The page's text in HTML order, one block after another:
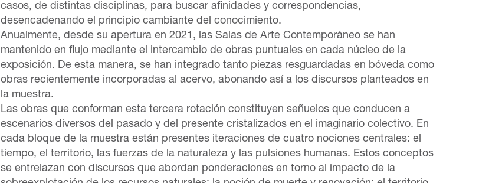
casos, de distintas disciplinas, para buscar afinidades y correspondencias,
desencadenando el principio cambiante del conocimiento.
Anualmente, desde su apertura en 2021, las Salas de Arte Contemporáneo se han
mantenido en flujo mediante el intercambio de obras puntuales en cada núcleo de la
exposición. De esta manera, se han integrado tanto piezas resguardadas en bóveda como
obras recientemente incorporadas al acervo, abonando así a los discursos planteados en
la muestra.
Las obras que conforman esta tercera rotación constituyen señuelos que conducen a
escenarios diversos del pasado y del presente cristalizados en el imaginario colectivo. En
cada bloque de la muestra están presentes iteraciones de cuatro nociones centrales: el
tiempo, el territorio, las fuerzas de la naturaleza y las pulsiones humanas. Estos conceptos
se entrelazan con discursos que abordan ponderaciones en torno al impacto de la